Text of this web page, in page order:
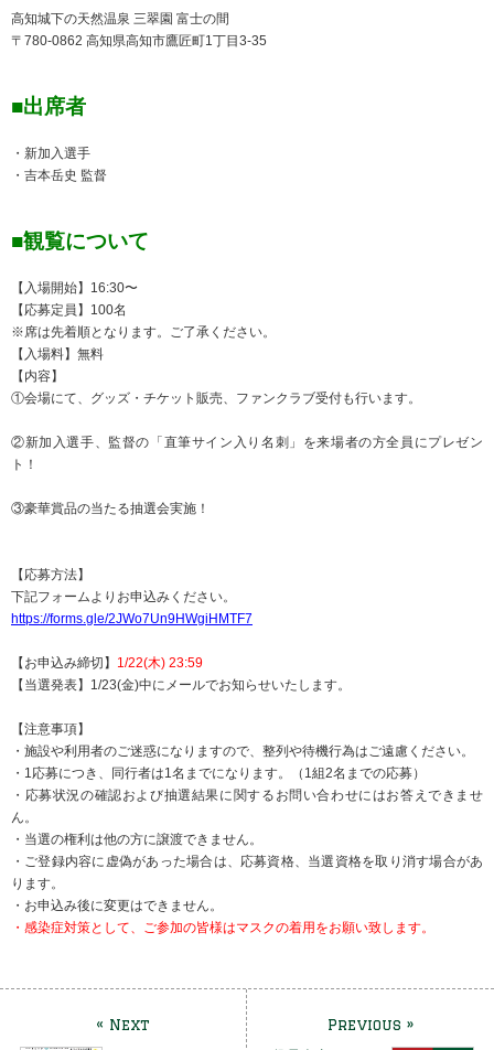
高知城下の天然温泉 三翠園 富士の間
〒780-0862 高知県高知市鷹匠町1丁目3-35
■出席者
・新加入選手
・吉本岳史 監督
■観覧について
【入場開始】16:30〜
【応募定員】100名
※席は先着順となります。ご了承ください。
【入場料】無料
【内容】
①会場にて、グッズ・チケット販売、ファンクラブ受付も行います。
②新加入選手、監督の「直筆サイン入り名刺」を来場者の方全員にプレゼン
ト！
③豪華賞品の当たる抽選会実施！
【応募方法】
下記フォームよりお申込みください。
https://forms.gle/2JWo7Un9HWgiHMTF7
【お申込み締切】 1/22(木) 23:59
【当選発表】1/23(金)中にメールでお知らせいたします。
【注意事項】
・施設や利用者のご迷惑になりますので、整列や待機行為はご遠慮ください。
・1応募につき、同行者は1名までになります。（1組2名までの応募）
・応募状況の確認および抽選結果に関するお問い合わせにはお答えできませ
ん。
・当選の権利は他の方に譲渡できません。
・ご登録内容に虚偽があった場合は、応募資格、当選資格を取り消す場合があ
ります。
・お申込み後に変更はできません。
・感染症対策として、ご参加の皆様はマスクの着用をお願い致します。
« Next Previous »